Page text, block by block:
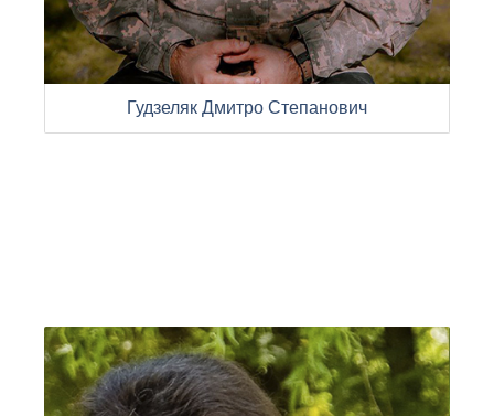
Гудзеляк Дмитро Степанович